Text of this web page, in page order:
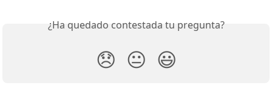
¿Ha quedado contestada tu pregunta?
😞 😐 😃